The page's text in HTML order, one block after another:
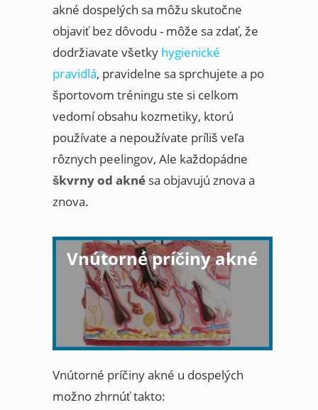
akné dospelých sa môžu skutočne
objaviť bez dôvodu - môže sa zdať, že
dodržiavate všetky hygienické
pravidlá, pravidelne sa sprchujete a po
športovom tréningu ste si celkom
vedomí obsahu kozmetiky, ktorú
používate a nepoužívate príliš veľa
rôznych peelingov, Ale každopádne
škvrny od akné sa objavujú znova a
znova.
Vnútorné príčiny akné
Vnútorné príčiny akné u dospelých
možno zhrnúť takto: